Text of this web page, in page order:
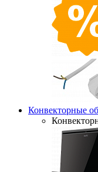
Конвекторные